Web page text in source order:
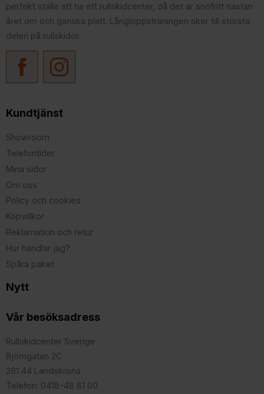
perfekt ställe att ha ett rullskidcenter, då det är snöfritt nästan
året om och ganska platt. Långloppsträningen sker till största
delen på rullskidor.
Kundtjänst
Showroom
Telefontider
Mina sidor
Om oss
Policy och cookies
Köpvillkor
Reklamation och retur
Hur handlar jag?
Spåra paket
Nytt
Vår besöksadress
Rullskidcenter Sverige
Björngatan 2C
261 44 Landskrona
Telefon: 0418-48 81 00